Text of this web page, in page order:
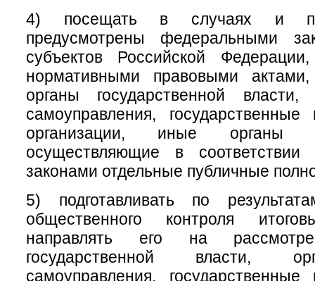
4) посещать в случаях и
предусмотрены федеральными
субъектов Российской
нормативными правовыми актами,
органы государственной
самоуправления,
организации, иные органы
осуществляющие в
законами отдельные публичные
5) подготавливать по
общественного контроля
направлять его на
государственной власти,
самоуправления,